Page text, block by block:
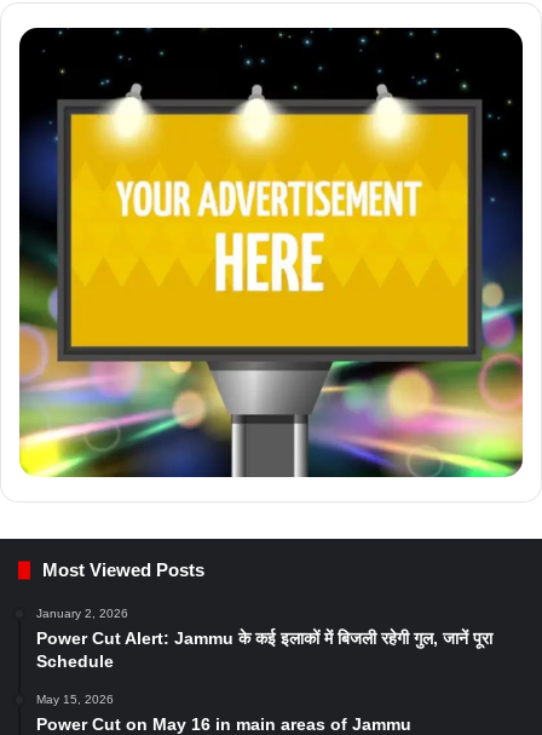
Most Viewed Posts
January 2, 2026
Power Cut Alert: Jammu के कई इलाकों में बिजली रहेगी गुल, जानें पूरा
Schedule
May 15, 2026
Power Cut on May 16 in main areas of Jammu